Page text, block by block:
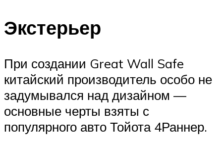
Экстерьер
При создании Great Wall Safe
китайский производитель особо не
задумывался над дизайном —
основные черты взяты с
популярного авто Тойота 4Раннер.